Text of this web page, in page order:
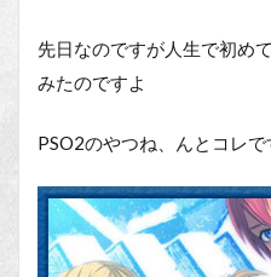
先日なのですが人生で初め
みたのですよ
PSO2のやつね、んとコレで